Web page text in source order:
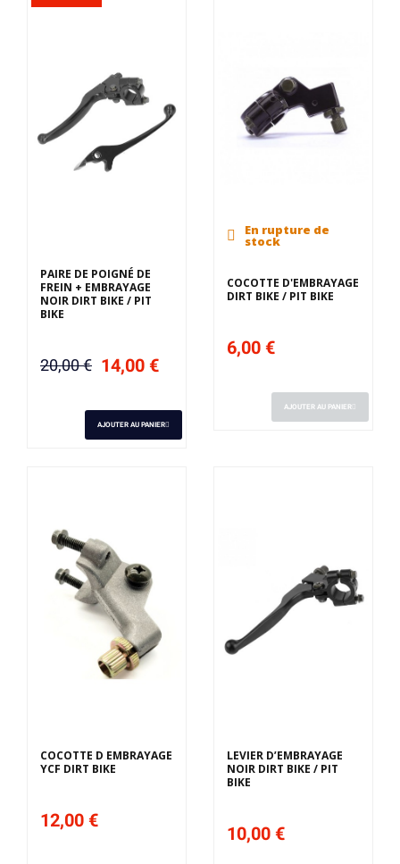
PAIRE DE POIGNÉ DE
FREIN + EMBRAYAGE
NOIR DIRT BIKE / PIT
BIKE
20,00 € 14,00 €
AJOUTER AU PANIER
En rupture de
stock
COCOTTE D'EMBRAYAGE
DIRT BIKE / PIT BIKE
6,00 €
AJOUTER AU PANIER
COCOTTE D EMBRAYAGE
YCF DIRT BIKE
12,00 €
LEVIER D’EMBRAYAGE
NOIR DIRT BIKE / PIT
BIKE
10,00 €